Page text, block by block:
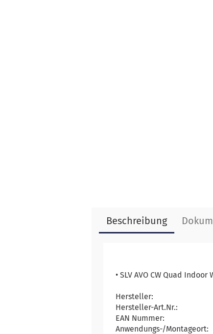
Beschreibung
• SLV AVO CW Quad
Hersteller:
Hersteller-Art.Nr.:
EAN Nummer:
Anwendungs-/Montageort: